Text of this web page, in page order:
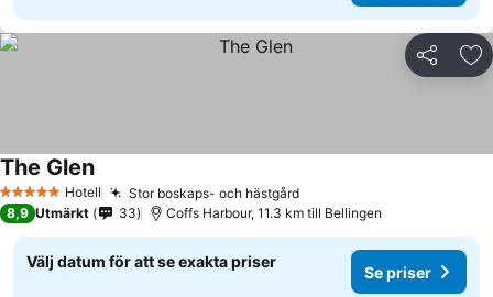
Dela
5 Stjärnor Hotell Stor boskaps- och hästgård
The Glen
8,9 Utmärkt 33 Coffs Harbour, 11.3 km till Bellingen
Välj datum för att se exakta priser
Se priser